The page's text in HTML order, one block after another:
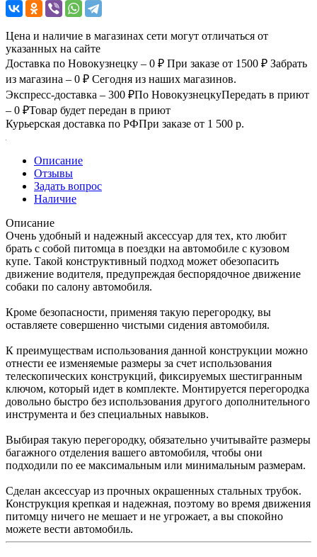
Цена и наличие в магазинах сети могут отличаться от
указанных на сайте
Доставка по Новокузнецку – 0 ₽ При заказе от 1500 ₽ Забрать
из магазина – 0 ₽ Сегодня из наших магазинов.
Экспресс-доставка – 300 ₽По НовокузнецкуПередать в приют
– 0 ₽Товар будет передан в приют
Курьерская доставка по РФПри заказе от 1 500 р.
Описание
Отзывы
Задать вопрос
Наличие
Описание
Очень удобный и надежный аксессуар для тех, кто любит
брать с собой питомца в поездки на автомобиле с кузовом
купе. Такой конструктивный подход может обезопасить
движение водителя, предупреждая беспорядочное движение
собаки по салону автомобиля.
Кроме безопасности, применяя такую перегородку, вы
оставляете совершенно чистыми сидения автомобиля.
К преимуществам использования данной конструкции можно
отнести ее изменяемые размеры за счет использования
телескопических конструкций, фиксируемых шестигранным
ключом, который идет в комплекте. Монтируется перегородка
довольно быстро без использования другого дополнительного
инструмента и без специальных навыков.
Выбирая такую перегородку, обязательно учитывайте размеры
багажного отделения вашего автомобиля, чтобы они
подходили по ее максимальным или минимальным размерам.
Сделан аксессуар из прочных окрашенных стальных трубок.
Конструкция крепкая и надежная, поэтому во время движения
питомцу ничего не мешает и не угрожает, а вы спокойно
можете вести автомобиль.